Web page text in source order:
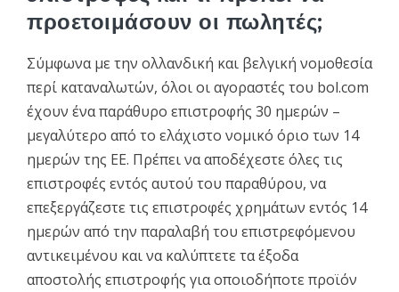
προετοιμάσουν οι πωλητές;
Σύμφωνα με την ολλανδική και βελγική νομοθεσία
περί καταναλωτών, όλοι οι αγοραστές του bol.com
έχουν ένα παράθυρο επιστροφής 30 ημερών –
μεγαλύτερο από το ελάχιστο νομικό όριο των 14
ημερών της ΕΕ. Πρέπει να αποδέχεστε όλες τις
επιστροφές εντός αυτού του παραθύρου, να
επεξεργάζεστε τις επιστροφές χρημάτων εντός 14
ημερών από την παραλαβή του επιστρεφόμενου
αντικειμένου και να καλύπτετε τα έξοδα
αποστολής επιστροφής για οποιοδήποτε προϊόν